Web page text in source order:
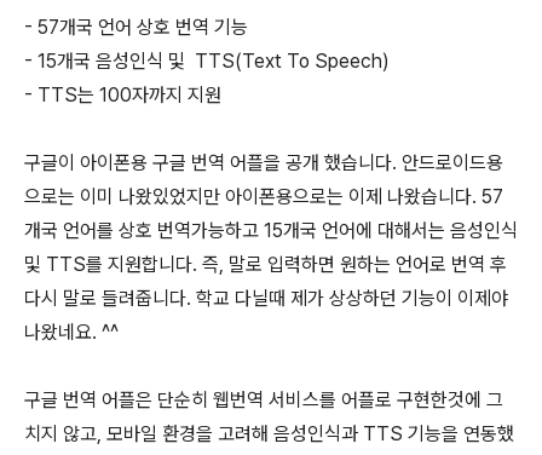
- 57개국 언어 상호 번역 기능
- 15개국 음성인식 및 TTS(Text To Speech)
- TTS는 100자까지 지원
구글이 아이폰용 구글 번역 어플을 공개 했습니다. 안드로이드용
으로는 이미 나왔있었지만 아이폰용으로는 이제 나왔습니다. 57
개국 언어를 상호 번역가능하고 15개국 언어에 대해서는 음성인식
및 TTS를 지원합니다. 즉, 말로 입력하면 원하는 언어로 번역 후
다시 말로 들려줍니다. 학교 다닐때 제가 상상하던 기능이 이제야
나왔네요. ^^
구글 번역 어플은 단순히 웹번역 서비스를 어플로 구현한것에 그
치지 않고, 모바일 환경을 고려해 음성인식과 TTS 기능을 연동했